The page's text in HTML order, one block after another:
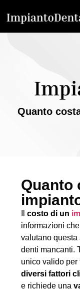
Quanto
Quanto
costo di un
informazioni
valutano questa
denti mancanti.
unico valido per
diversi fattori
e richiede una